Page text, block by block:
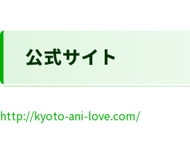
公式サイト
http://kyoto-ani-love.com/